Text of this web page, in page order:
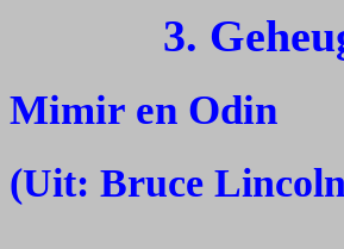
3.
Mimir en Odin
(Uit: Bruce